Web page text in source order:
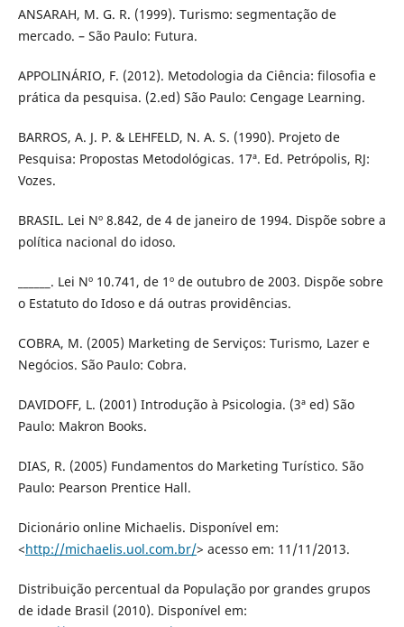
ANSARAH, M. G. R. (1999). Turismo: segmentação de
mercado. – São Paulo: Futura.
APPOLINÁRIO, F. (2012). Metodologia da Ciência: filosofia e
prática da pesquisa. (2.ed) São Paulo: Cengage Learning.
BARROS, A. J. P. & LEHFELD, N. A. S. (1990). Projeto de
Pesquisa: Propostas Metodológicas. 17ª. Ed. Petrópolis, RJ:
Vozes.
BRASIL. Lei Nº 8.842, de 4 de janeiro de 1994. Dispõe sobre a
política nacional do idoso.
______. Lei Nº 10.741, de 1º de outubro de 2003. Dispõe sobre
o Estatuto do Idoso e dá outras providências.
COBRA, M. (2005) Marketing de Serviços: Turismo, Lazer e
Negócios. São Paulo: Cobra.
DAVIDOFF, L. (2001) Introdução à Psicologia. (3ª ed) São
Paulo: Makron Books.
DIAS, R. (2005) Fundamentos do Marketing Turístico. São
Paulo: Pearson Prentice Hall.
Dicionário online Michaelis. Disponível em:
<http://michaelis.uol.com.br/> acesso em: 11/11/2013.
Distribuição percentual da População por grandes grupos
de idade Brasil (2010). Disponível em: